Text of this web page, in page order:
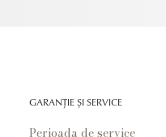
GARANȚIE ȘI SERVICE
Perioada de service